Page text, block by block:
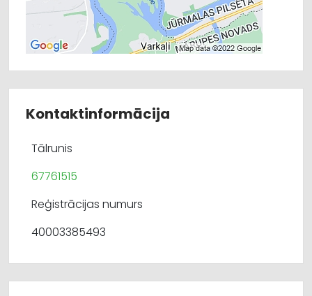
Kontaktinformācija
Tālrunis
67761515
Reģistrācijas numurs
40003385493